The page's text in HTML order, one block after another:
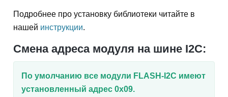
Подробнее про установку библиотеки читайте в
нашей инструкции.
Смена адреса модуля на шине I2C:
По умолчанию все модули FLASH-I2C имеют
установленный адрес 0х09.